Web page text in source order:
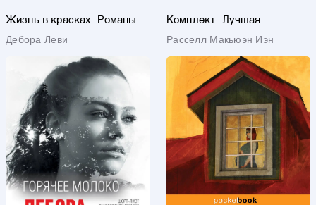
Жизнь в красках. Романы
книг)
Дебора Леви
Комплект: Лучшая
Невероятный Макьюэн
Расселл Макьюэн Иэн